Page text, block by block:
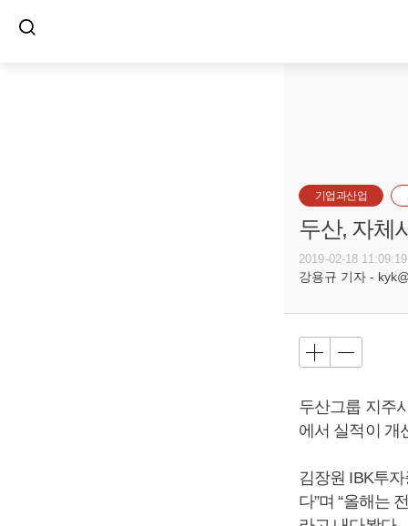
기업과산업
두산, 자체
2019-02-18 11:09:19
강용규 기자 -
두산그룹 지주
에서 실적이 개
김장원 IBK투
다”며 “올해는